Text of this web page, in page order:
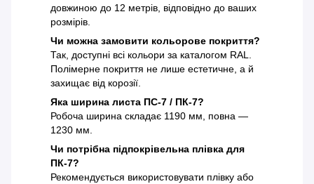
довжиною до 12 метрів, відповідно до ваших
розмірів.
Чи можна замовити кольорове покриття?
Так, доступні всі кольори за каталогом RAL.
Полімерне покриття не лише естетичне, а й
захищає від корозії.
Яка ширина листа ПС-7 / ПК-7?
Робоча ширина складає 1190 мм, повна —
1230 мм.
Чи потрібна підпокрівельна плівка для
ПК-7?
Рекомендується використовувати плівку або